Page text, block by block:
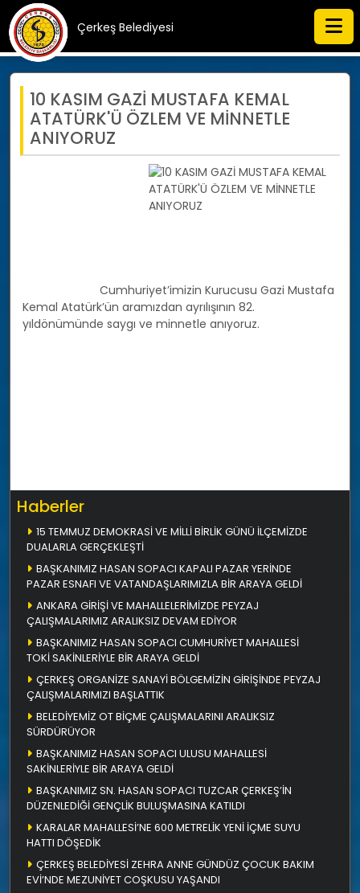
Çerkeş Belediyesi
Haberler
15 TEMMUZ DEMOKRASİ VE MİLLİ BİRLİK GÜNÜ İLÇEMİZDE
DUALARLA GERÇEKLEŞTİ
BAŞKANIMIZ HASAN SOPACI KAPALI PAZAR YERİNDE
PAZAR ESNAFI VE VATANDAŞLARIMIZLA BİR ARAYA GELDİ
ANKARA GİRİŞİ VE MAHALLELERİMİZDE PEYZAJ
ÇALIŞMALARIMIZ ARALIKSIZ DEVAM EDİYOR
BAŞKANIMIZ HASAN SOPACI CUMHURİYET MAHALLESİ
TOKİ SAKİNLERİYLE BİR ARAYA GELDİ
ÇERKEŞ ORGANİZE SANAYİ BÖLGEMİZİN GİRİŞİNDE PEYZAJ
ÇALIŞMALARIMIZI BAŞLATTIK
BELEDİYEMİZ OT BİÇME ÇALIŞMALARINI ARALIKSIZ
SÜRDÜRÜYOR
BAŞKANIMIZ HASAN SOPACI ULUSU MAHALLESİ
SAKİNLERİYLE BİR ARAYA GELDİ
BAŞKANIMIZ SN. HASAN SOPACI TUZCAR ÇERKEŞ’İN
DÜZENLEDİĞİ GENÇLİK BULUŞMASINA KATILDI
KARALAR MAHALLESİ’NE 600 METRELİK YENİ İÇME SUYU
HATTI DÖŞEDİK
ÇERKEŞ BELEDİYESİ ZEHRA ANNE GÜNDÜZ ÇOCUK BAKIM
EVİ’NDE MEZUNİYET COŞKUSU YAŞANDI
10 KASIM GAZİ MUSTAFA KEMAL
ATATÜRK'Ü ÖZLEM VE MİNNETLE
ANIYORUZ
Kemal Atatürk’ün aramızdan ayrılışının 82.
yıldönümünde saygı ve minnetle anıyoruz.